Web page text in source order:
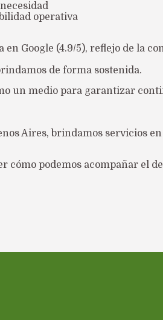
operativa
Google (4.9/5), reflejo de la
de forma sostenida.
un medio para garantizar
Aires, brindamos servicios
cómo podemos acompañar el